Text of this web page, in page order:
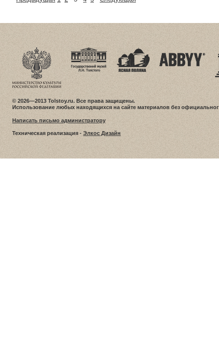
© 2026—2013 Tolstoy.ru. Все права защищены.
Использование любых находящихся на сайте материалов без
Написать письмо администратору
Техническая реализация - Элкос Дизайн